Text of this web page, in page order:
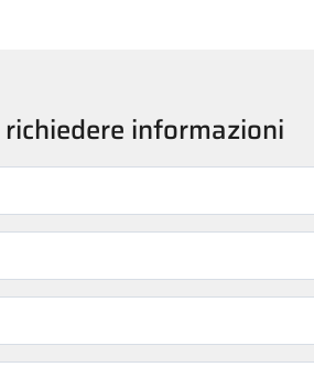
informazioni